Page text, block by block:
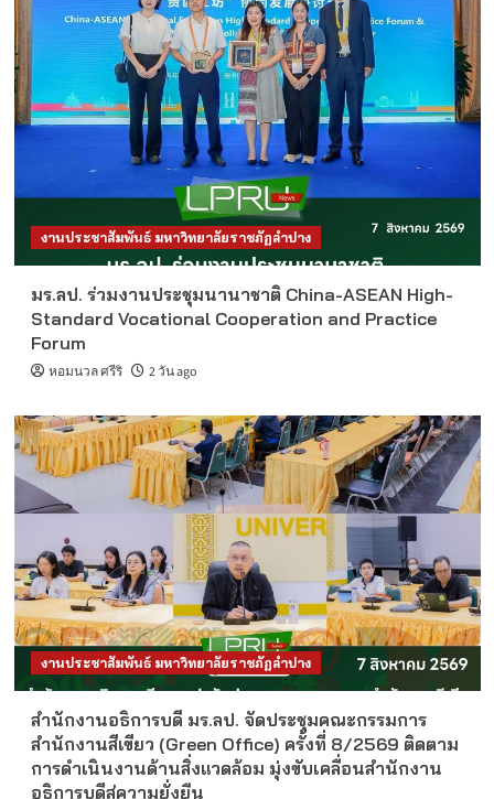
งานประชาสัมพันธ์ มหาวิทยาลัยราชภัฏลำปาง
มร.ลป. ร่วมงานประชุมนานาชาติ China-ASEAN High-
Standard Vocational Cooperation and Practice
Forum
หอมนวล ศรีริ 2 วัน ago
งานประชาสัมพันธ์ มหาวิทยาลัยราชภัฏลำปาง
สำนักงานอธิการบดี มร.ลป. จัดประชุมคณะกรรมการ
สำนักงานสีเขียว (Green Office) ครั้งที่ 8/2569 ติดตาม
การดำเนินงานด้านสิ่งแวดล้อม มุ่งขับเคลื่อนสำนักงาน
อธิการบดีสู่ความยั่งยืน